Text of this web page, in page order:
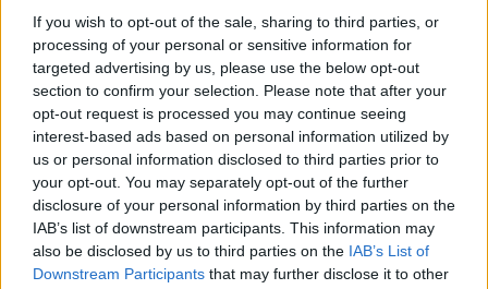
If you wish to opt-out of the sale, sharing to third parties, or
processing of your personal or sensitive information for
targeted advertising by us, please use the below opt-out
section to confirm your selection. Please note that after your
opt-out request is processed you may continue seeing
interest-based ads based on personal information utilized by
us or personal information disclosed to third parties prior to
your opt-out. You may separately opt-out of the further
disclosure of your personal information by third parties on the
IAB’s list of downstream participants. This information may
also be disclosed by us to third parties on the IAB’s List of
Downstream Participants that may further disclose it to other
може да има долгорочни ефекти врз
менталното здравје, самодовербата и
професионалното функционирање.
Современите истражувања во областа на
социјалната психологија сугерираат дека
хроничната изложеност на микроагресии и
социјално исклучување може да го зголеми
ризикот од анксиозност, депресија и
исцрпување на работа.
Нови научни откритија: Скриената конкуренција
меѓу жените